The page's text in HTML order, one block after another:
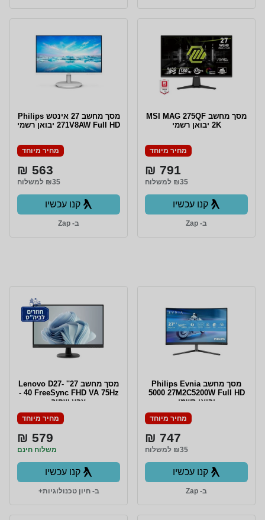
מסך מחשב MSI MAG 275QF
2K יבואן רשמי
מחיר מיוחד
791 ₪
₪35 למשלוח
קנו עכשיו
ב- Zap
מסך מחשב ‏27 ‏אינטש Philips
271V8AW Full HD יבואן רשמי
מחיר מיוחד
563 ₪
₪35 למשלוח
קנו עכשיו
ב- Zap
מסך מחשב Philips Evnia
5000 27M2C5200W Full HD
יבואן רשמי
מחיר מיוחד
747 ₪
₪35 למשלוח
קנו עכשיו
ב- Zap
מסך מחשב 27'' Lenovo D27-
40 FreeSync FHD VA 75Hz -
צבע שחור
מחיר מיוחד
579 ₪
משלוח חינם
קנו עכשיו
ב- חיון טכנולוגיות+